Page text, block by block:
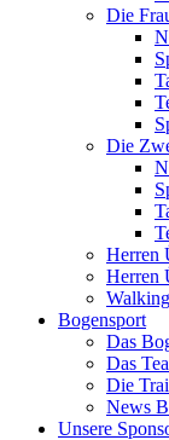
Die
Die
Herren
Herren
Bogensport
Das
Das
Die
News
Unsere